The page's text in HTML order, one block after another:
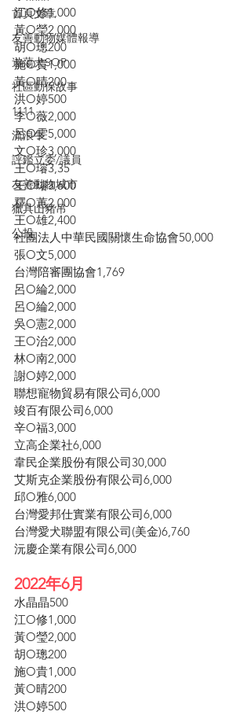
首頁文章
友善動物媒體報導
遊蕩犬SOP
社區動保故事
1111
流浪牛
評鑑立委/議員
友善動物城市
獵具山豬吊
公投
江O修1,000
黃O瑩2,000
胡O璁200
施O貴1,000
黃O晴200
洪O婷500
李O薇2,000
呂O雯5,000
文O珍3,000
王O璿3,35
王O璿3,600
釋O蕙2,000
王O雄2,400
社團法人中華民國關懷生命協會50,000
張O文5,000
台灣陪審團協會1,769
呂O綸2,000
呂O綸2,000
吳O憲2,000
王O治2,000
林O南2,000
謝O婷2,000
聯想寵物貿易有限公司6,000
竣百有限公司6,000
辛O福3,000
立高企業社6,000
韋民企業股份有限公司30,000
艾斯克企業股份有限公司6,000
邱O雅6,000
台灣愛邦仕實業有限公司6,000
台灣愛犬聯盟有限公司(美金)6,760
沅慶企業有限公司6,000
2022年6月
水晶晶500
江O修1,000
黃O瑩2,000
胡O璁200
施O貴1,000
黃O晴200
洪O婷500